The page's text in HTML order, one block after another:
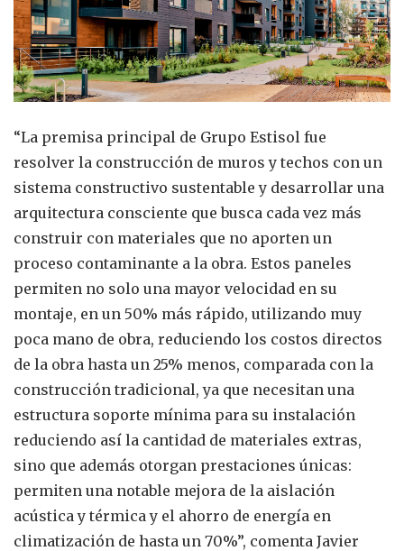
“La premisa principal de Grupo Estisol fue
resolver la construcción de muros y techos con un
sistema constructivo sustentable y desarrollar una
arquitectura consciente que busca cada vez más
construir con materiales que no aporten un
proceso contaminante a la obra. Estos paneles
permiten no solo una mayor velocidad en su
montaje, en un 50% más rápido, utilizando muy
poca mano de obra, reduciendo los costos directos
de la obra hasta un 25% menos, comparada con la
construcción tradicional, ya que necesitan una
estructura soporte mínima para su instalación
reduciendo así la cantidad de materiales extras,
sino que además otorgan prestaciones únicas:
permiten una notable mejora de la aislación
acústica y térmica y el ahorro de energía en
climatización de hasta un 70%”, comenta Javier